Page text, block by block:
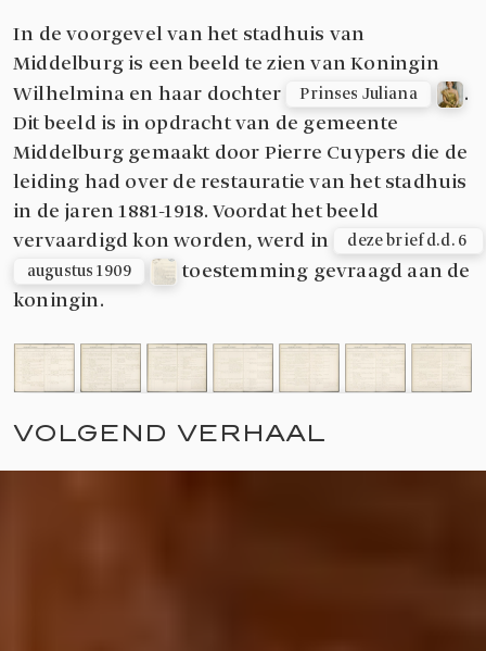
In de voorgevel van het stadhuis van
Middelburg is een beeld te zien van Koningin
Wilhelmina en haar dochter
Prinses Juliana
.
Dit beeld is in opdracht van de gemeente
Middelburg gemaakt door Pierre Cuypers die de
leiding had over de restauratie van het stadhuis
in de jaren 1881-1918. Voordat het beeld
vervaardigd kon worden, werd in
deze brief d.d. 6
augustus 1909
toestemming gevraagd aan de
koningin.
VOLGEND VERHAAL